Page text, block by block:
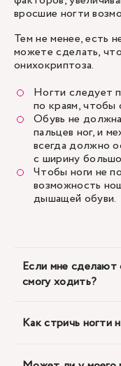
вросшие ногти
Тем не менее, есть
можете сделать,
онихокриптоза.
Ногти следует
по краям, чтобы
Обувь не
пальцев ног, и
всегда должно
с ширину
Чтобы ноги не
возможность
дышащей обуви.
Если мне сделают
смогу ходить?
Как стричь ногти